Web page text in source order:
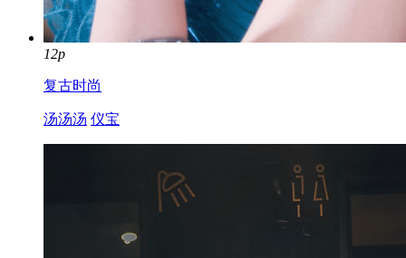
12p
复古时尚
汤汤汤 仪宝